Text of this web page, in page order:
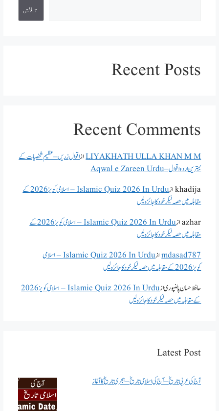
تلاش
Recent Posts
Recent Comments
LIYAKHATH ULLA KHAN M Mازاقوال زریں – عظیم شخصیات کے
بہترین اردو اقوال – Aqwal e Zareen Urdu
khadijaاز
Islamic Quiz 2026 In Urdu – اسلامی کویز 2026 کے
مقابلہ میں حصہ لیکر خود کا جائزہ لیں
azharاز
Islamic Quiz 2026 In Urdu – اسلامی کویز 2026 کے
مقابلہ میں حصہ لیکر خود کا جائزہ لیں
mdasad787از
Islamic Quiz 2026 In Urdu – اسلامی
کویز 2026 کے مقابلہ میں حصہ لیکر خود کا جائزہ لیں
حافظ حسان پالنپوریاز
Islamic Quiz 2026 In Urdu – اسلامی کویز 2026
کے مقابلہ میں حصہ لیکر خود کا جائزہ لیں
Latest Post
آج کی عربی تاریخ – آج کی اسلامی تاریخ – ہجری تاریخ کا آغاز